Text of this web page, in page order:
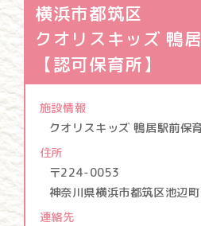
横浜市都筑区
クオリスキッズ 鴨
【認可保育所】
施設情報
クオリスキッズ 鴨居駅前保
住所
〒224-0053
神奈川県横浜市都筑区池辺
連絡先